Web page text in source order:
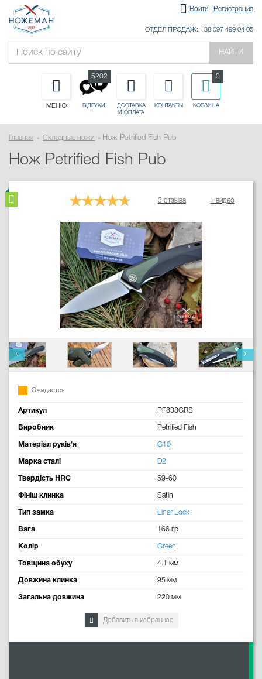
Войти Регистрация
ОТДЕЛ ПРОДАЖ: +38 097 499 04 05
НАЙТИ
МЕНЮ ВІДГУКИ
5202
ДОСТАВКА
И ОПЛАТА
КОНТАКТЫ КОРЗИНА
0
Главная Складные ножи Нож Petrified Fish Pub
Нож Petrified Fish Pub
3 отзыва 1 видео
Ожидается
Артикул PF838GRS
Виробник Petrified Fish
Матеріал руків'я G10
Марка сталі D2
Твердість HRC 59-60
Фініш клинка Satin
Тип замка Liner Lock
Вага 166 гр
Колір Green
Товщина обуху 4.1 мм
Довжина клинка 95 мм
Загальна довжина 220 мм
Добавить в избранное